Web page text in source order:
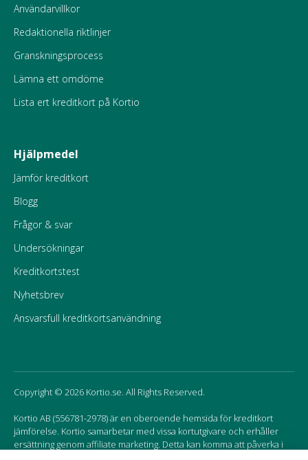
Användarvillkor
Redaktionella riktlinjer
Granskningsprocess
Lämna ett omdöme
Lista ert kreditkort på Kortio
Hjälpmedel
Jämför kreditkort
Blogg
Frågor & svar
Undersökningar
Kreditkortstest
Nyhetsbrev
Ansvarsfull kreditkortsanvändning
Copyright © 2026 Kortio.se. All Rights Reserved.
Kortio AB (556781-2978) är en oberoende hemsida för kreditkort
jämförelse. Kortio samarbetar med vissa kortutgivare och erhåller
ersättning genom affiliate marketing. Detta kan komma att påverka i